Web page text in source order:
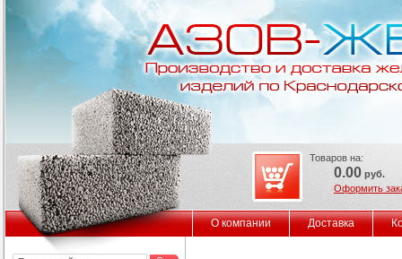
О компании Доставка
Товаров на:
0.00 руб.
Оформить